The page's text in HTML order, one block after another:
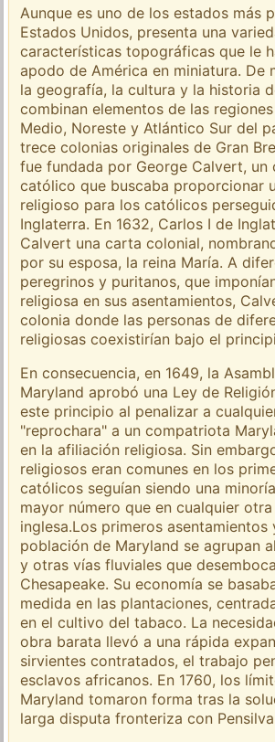
Aunque es uno de los estados más
Estados Unidos, presenta una
características topográficas que le
apodo de América en miniatura. De
la geografía, la cultura y la historia
combinan elementos de las
Medio, Noreste y Atlántico Sur del
trece colonias originales de Gran
fue fundada por George Calvert, un
católico que buscaba proporcionar
religioso para los católicos
Inglaterra. En 1632, Carlos I de
Calvert una carta colonial,
por su esposa, la reina María. A
peregrinos y puritanos, que
religiosa en sus asentamientos,
colonia donde las personas de
religiosas coexistirían bajo el
En consecuencia, en 1649, la
Maryland aprobó una Ley de
este principio al penalizar a
"reprochara" a un compatriota
en la afiliación religiosa. Sin
religiosos eran comunes en los
católicos seguían siendo una
mayor número que en cualquier
inglesa.Los primeros asentamientos
población de Maryland se agrupan
y otras vías fluviales que
Chesapeake. Su economía se
medida en las plantaciones,
en el cultivo del tabaco. La
obra barata llevó a una rápida
sirvientes contratados, el trabajo
esclavos africanos. En 1760, los
Maryland tomaron forma tras la
larga disputa fronteriza con